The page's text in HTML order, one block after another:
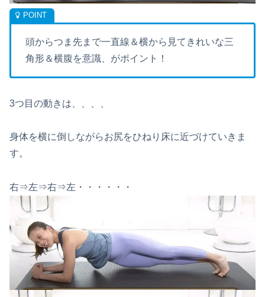
頭からつま先まで一直線＆横から見てきれいな三
角形＆横腹を意識、がポイント！
3つ目の動きは、、、、
身体を横に倒しながらお尻をひねり床に近づけていきま
す。
右⇒左⇒右⇒左・・・・・・